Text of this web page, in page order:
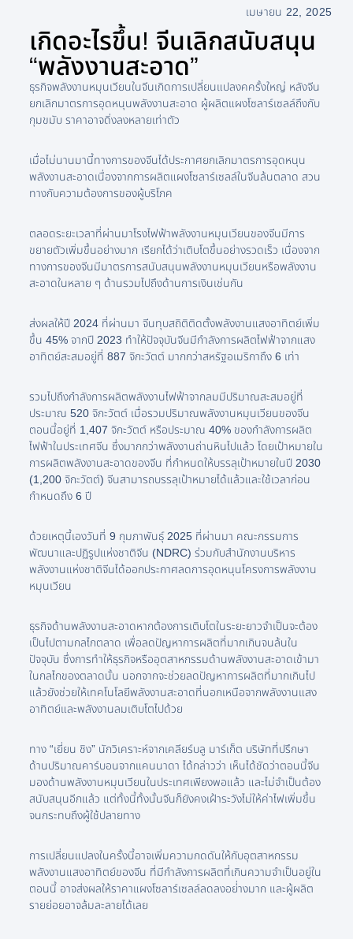
เมษายน 22, 2025
เกิดอะไรขึ้น! จีนเลิกสนับสนุน
“พลังงานสะอาด”
ธุรกิจพลังงานหมุนเวียนในจีนเกิดการเปลี่ยนแปลงคครั้งใหญ่ หลังจีน
ยกเลิกมาตรการอุดหนุนพลังงานสะอาด ผู้ผลิตแผงโซลาร์เซลล์ถึงกับ
กุมขมับ ราคาอาจดิ่งลงหลายเท่าตัว
เมื่อไม่นานมานี้ทางการของจีนได้ประกาศยกเลิกมาตรการอุดหนุน
พลังงานสะอาดเนื่องจากการผลิตแผงโซลาร์เซลล์ในจีนล้นตลาด สวน
ทางกับความต้องการของผู้บริโภค
ตลอดระยะเวลาที่ผ่านมาโรงไฟฟ้าพลังงานหมุนเวียนของจีนมีการ
ขยายตัวเพิ่มขึ้นอย่างมาก เรียกได้ว่าเติบโตขึ้นอย่างรวดเร็ว เนื่องจาก
ทางการของจีนมีมาตรการสนับสนุนพลังงานหมุนเวียนหรือพลังงาน
สะอาดในหลาย ๆ ด้านรวมไปถึงด้านการเงินเช่นกัน
ส่งผลให้ปี 2024 ที่ผ่านมา จีนทุบสถิติติดตั้งพลังงานแสงอาทิตย์เพิ่ม
ขึ้น 45% จากปี 2023 ทำให้ปัจจุบันจีนมีกำลังการผลิตไฟฟ้าจากแสง
อาทิตย์สะสมอยู่ที่ 887 จิกะวัตต์ มากกว่าสหรัฐอเมริกาถึง 6 เท่า
รวมไปถึงกำลังการผลิตพลังงานไฟฟ้าจากลมมีปริมาณสะสมอยู่ที่
ประมาณ 520 จิกะวัตต์ เมื่อรวมปริมาณพลังงานหมุนเวียนของจีน
ตอนนี้อยู่ที่ 1,407 จิกะวัตต์ หรือประมาณ 40% ของกำลังการผลิต
ไฟฟ้าในประเทศจีน ซึ่งมากกว่าพลังงานถ่านหินไปแล้ว โดยเป้าหมายใน
การผลิตพลังงานสะอาดของจีน ที่กำหนดให้บรรลุเป้าหมายในปี 2030
(1,200 จิกะวัตต์) จีนสามารถบรรลุเป้าหมายได้แล้วและใช้เวลาก่อน
กำหนดถึง 6 ปี
ด้วยเหตุนี้เองวันที่ 9 กุมภาพันธุ์ 2025 ที่ผ่านมา คณะกรรมการ
พัฒนาและปฏิรูปแห่งชาติจีน (NDRC) ร่วมกับสำนักงานบริหาร
พลังงานแห่งชาติจีนได้ออกประกาศลดการอุดหนุนโครงการพลังงาน
หมุนเวียน
ธุรกิจด้านพลังงานสะอาดหากต้องการเติบโตในระยะยาวจำเป็นจะต้อง
เป็นไปตามกลไกตลาด เพื่อลดปัญหาการผลิตที่มากเกินจนล้นใน
ปัจจุบัน ซึ่งการทำให้ธุรกิจหรืออุตสาหกรรมด้านพลังงานสะอาดเข้ามา
ในกลไกของตลาดนั้น นอกจากจะช่วยลดปัญหาการผลิตที่มากเกินไป
แล้วยังช่วยให้เทคโนโลยีพลังงานสะอาดที่นอกเหนือจากพลังงานแสง
อาทิตย์และพลังงานลมเติบโตไปด้วย
ทาง “เยี่ยน ชิง” นักวิเคราะห์จากเคลียร์บลู มาร์เก็ต บริษัทที่ปรึกษา
ด้านปริมาณคาร์บอนจากแคนนาดา ได้กล่าวว่า เห็นได้ชัดว่าตอนนี้จีน
มองด้านพลังงานหมุนเวียนในประเทศเพียงพอแล้ว และไม่จำเป็นต้อง
สนับสนุนอีกแล้ว แต่ทั้งนี้ทั้งนั้นจีนก็ยังคงเฝ้าระวังไม่ให้ค่าไฟเพิ่มขึ้น
จนกระทบถึงผู้ใช้ปลายทาง
การเปลี่ยนแปลงในครั้งนี้อาจเพิ่มความกดดันให้กับอุตสาหกรรม
พลังงานแสงอาทิตย์ของจีน ที่มีกำลังการผลิตที่เกินความจำเป็นอยู่ใน
ตอนนี้ อาจส่งผลให้ราคาแผงโซลาร์เซลล์ลดลงอย่่างมาก และผู้ผลิต
รายย่อยอาจล้มละลายได้เลย